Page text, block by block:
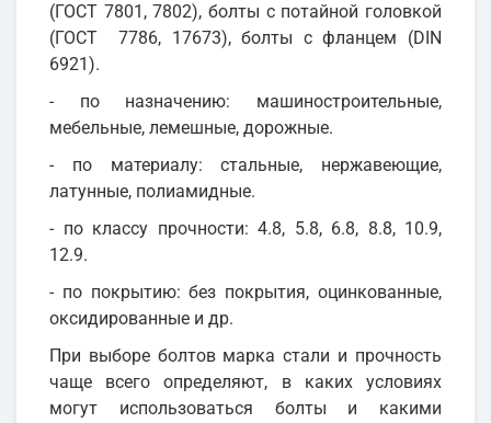
(ГОСТ 7801, 7802), болты с потайной головкой
(ГОСТ 7786, 17673), болты с фланцем (DIN
6921).
- по назначению: машиностроительные,
мебельные, лемешные, дорожные.
- по материалу: стальные, нержавеющие,
латунные, полиамидные.
- по классу прочности: 4.8, 5.8, 6.8, 8.8, 10.9,
12.9.
- по покрытию: без покрытия, оцинкованные,
оксидированные и др.
При выборе болтов марка стали и прочность
чаще всего определяют, в каких условиях
могут использоваться болты и какими